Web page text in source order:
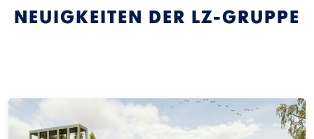
NEUIGKEITEN DER LZ-GRUPPE